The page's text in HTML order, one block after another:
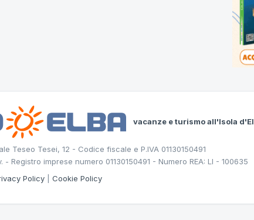
vacanze e turismo all'Isola
Teseo Tesei, 12 - Codice fiscale e P.IVA 01130150491
Registro imprese numero 01130150491 - Numero REA: LI - 100635
Policy| Cookie Policy